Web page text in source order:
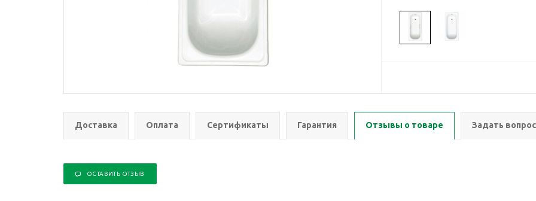
Доставка Оплата Сертификаты Гарантия Отзывы о товаре Задать вопрос
ОСТАВИТЬ ОТЗЫВ